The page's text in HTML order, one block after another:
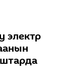
электр